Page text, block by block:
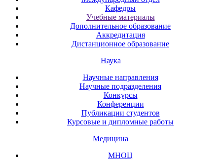
Кафедры
Учебные материалы
Дополнительное образование
Аккредитация
Дистанционное образование
Наука
Научные направления
Научные подразделения
Конкурсы
Конференции
Публикации студентов
Курсовые и дипломные работы
Медицина
МНОЦ